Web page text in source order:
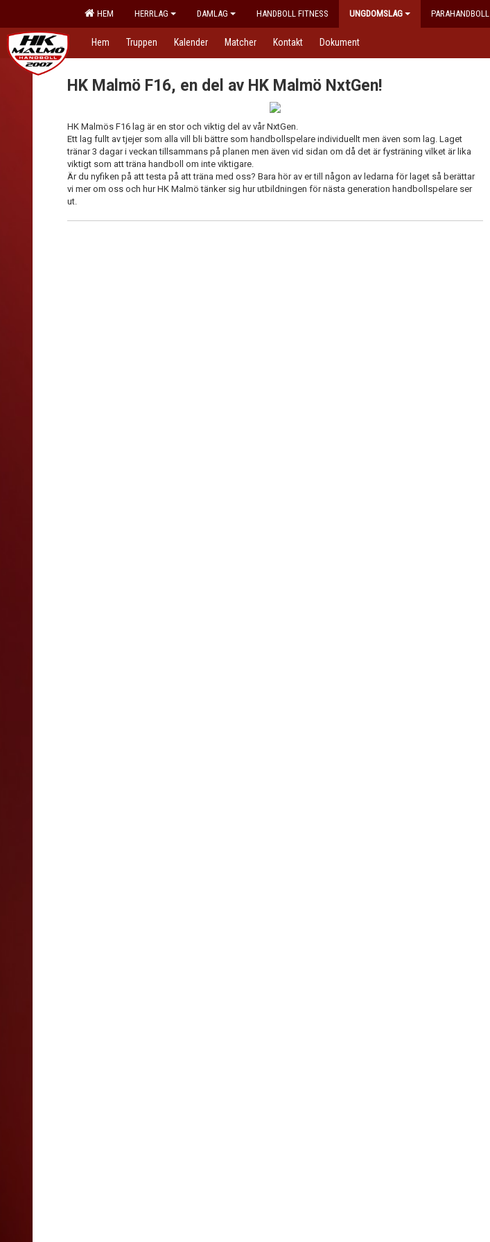
HEM HERRLAG DAMLAG HANDBOLL FITNESS UNGDOMSLAG PARAHANDBOLL
Hem Truppen Kalender Matcher Kontakt Dokument
HK Malmö F16, en del av HK Malmö NxtGen!
HK Malmös F16 lag är en stor och viktig del av vår NxtGen.
Ett lag fullt av tjejer som alla vill bli bättre som handbollspelare individuellt men även som lag. Laget
tränar 3 dagar i veckan tillsammans på planen men även vid sidan om då det är fysträning vilket är lika
viktigt som att träna handboll om inte viktigare.
Är du nyfiken på att testa på att träna med oss? Bara hör av er till någon av ledarna för laget så berättar
vi mer om oss och hur HK Malmö tänker sig hur utbildningen för nästa generation handbollspelare ser
ut.